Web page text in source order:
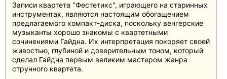
Записи квартета "Фестетикс", играющего на старинных
инструментах, являются настоящим обогащением
предлагаемого компакт-диска, поскольку венгерские
музыканты хорошо знакомы с квартетными
сочинениями Гайдна. Их интерпретация покоряет своей
живостью, глубиной и доверительным тоном, который
сделал Гайдна первым великим мастером жанра
струнного квартета.